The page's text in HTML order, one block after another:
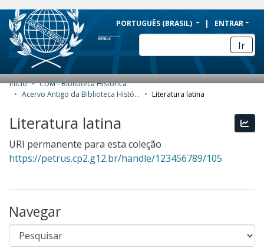
BRAZIL
Simplifique!
Comunica BR
Participe
Acesso à informação
Canais
PORTUGUÊS (BRASIL) ENTRAR
Ir
COMUNIDADES E COLEÇÕES
NAVEGAR
ESTATÍSTICAS
SOBRE
Início
CDM - Biblioteca Histórica
Acervo Antigo da Biblioteca Histórica
Literatura latina
Literatura latina
URI permanente para esta coleção
https://petrus.cp2.g12.br/handle/123456789/105
Navegar